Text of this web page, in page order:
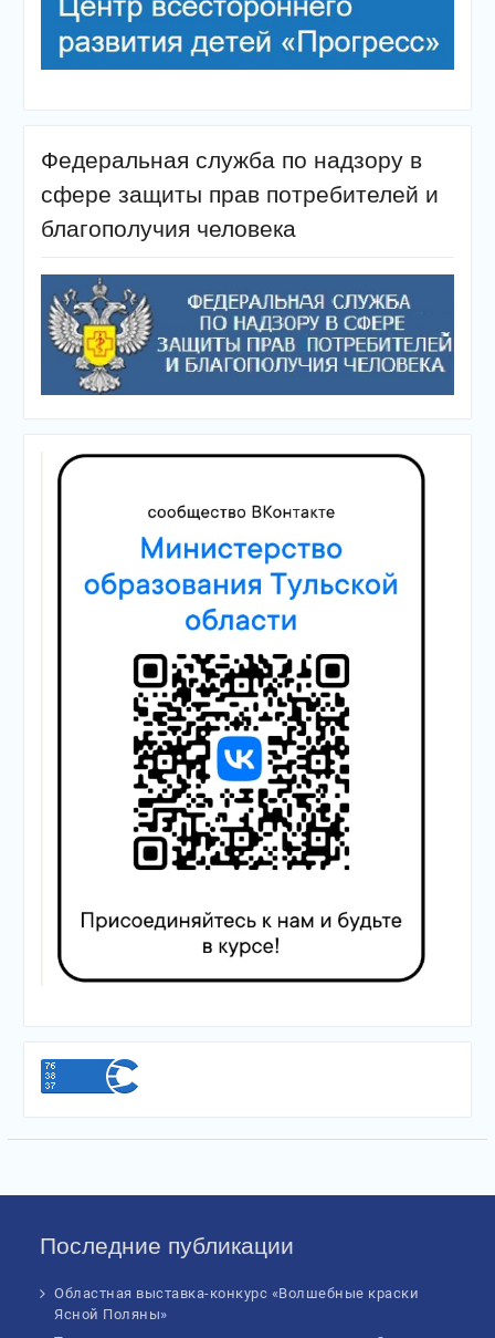
Федеральная служба по надзору в
сфере защиты прав потребителей и
благополучия человека
Последние публикации
Областная выставка-конкурс «Волшебные краски
Ясной Поляны»